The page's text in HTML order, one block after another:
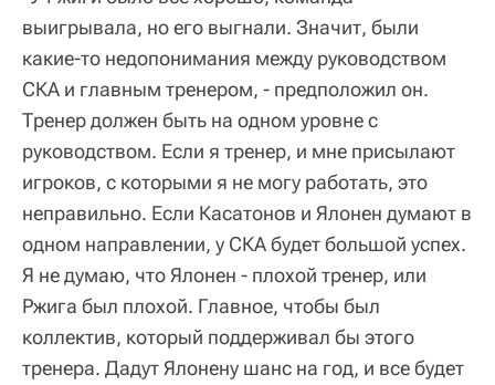
выигрывала, но его выгнали. Значит, были
какие-то недопонимания между руководством
СКА и главным тренером, - предположил он.
Тренер должен быть на одном уровне с
руководством. Если я тренер, и мне присылают
игроков, с которыми я не могу работать, это
неправильно. Если Касатонов и Ялонен думают в
одном направлении, у СКА будет большой успех.
Я не думаю, что Ялонен - плохой тренер, или
Ржига был плохой. Главное, чтобы был
коллектив, который поддерживал бы этого
тренера. Дадут Ялонену шанс на год, и все будет